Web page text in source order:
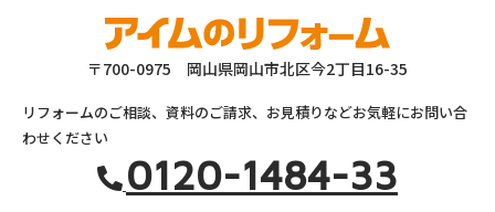
〒700-0975 岡山県岡山市北区今2丁目16-35
リフォームのご相談、資料のご請求、お見積りなどお気軽にお問い合
わせください
0120-1484-33